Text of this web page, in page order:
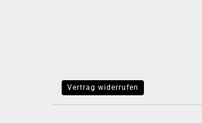
Vertrag widerrufen